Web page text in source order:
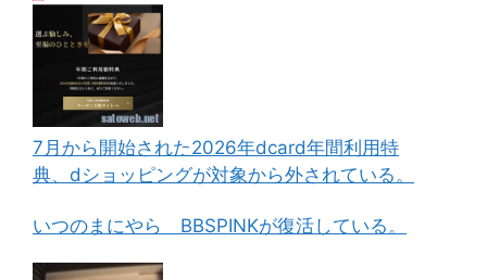
7月から開始された2026年dcard年間利用特
典、dショッピングが対象から外されている。
いつのまにやら BBSPINKが復活している。